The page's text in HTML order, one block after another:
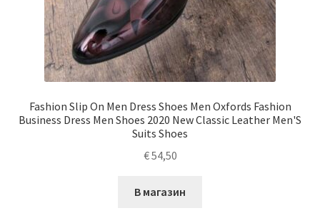
Fashion Slip On Men Dress Shoes Men Oxfords Fashion
Business Dress Men Shoes 2020 New Classic Leather Men'S
Suits Shoes
€54,50
В магазин